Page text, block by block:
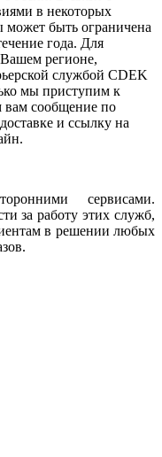
в некоторых
может быть ограничена
года. Для
регионе,
службой CDEK
мы приступим к
вам сообщение по
и ссылку на
сервисами.
за работу этих служб,
в решении любых